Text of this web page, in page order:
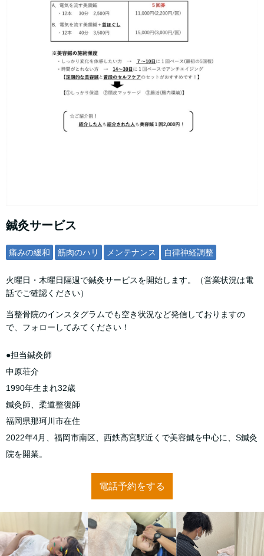
鍼灸サービス
痛みの緩和 筋肉のハリ メンテナンス 自律神経調整
火曜日・木曜日隔週で鍼灸サービスを開始します。（営業状況は電
話でご確認ください）
当整骨院のインスタグラムでも空き状況など発信しておりますの
で、フォローしてみてください！
●担当鍼灸師
中原荘介
1990年生まれ32歳
鍼灸師、柔道整復師
福岡県那珂川市在住
2022年4月、福岡市南区、西鉄高宮駅近くで美容鍼を中心に、S鍼灸
院を開業。
電話予約をする